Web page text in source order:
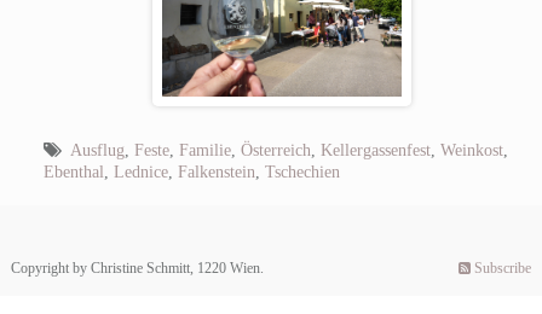
Ausflug, Feste, Familie, Österreich, Kellergassenfest, Weinkost,
Ebenthal, Lednice, Falkenstein, Tschechien
Copyright by Christine Schmitt, 1220 Wien. Subscribe